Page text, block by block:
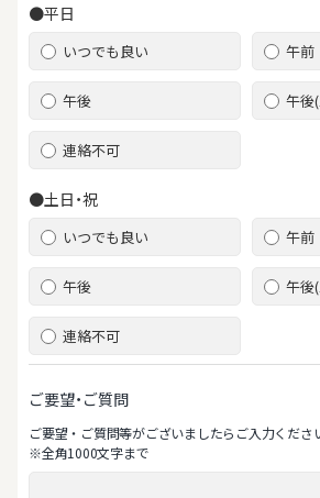
●平日
いつでも良い 午前
午後 午後
連絡不可
●土日・祝
いつでも良い 午前
午後 午後
連絡不可
ご要望・ご質問
ご要望‧ご質問等がございましたらご⼊⼒くださ
※全⾓1000⽂字まで